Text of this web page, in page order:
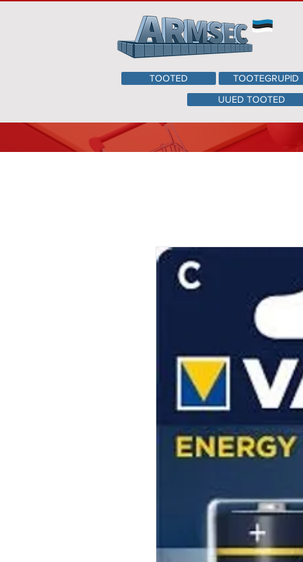
TOOTED
TOOTEGRUPID
UUED TOOTED